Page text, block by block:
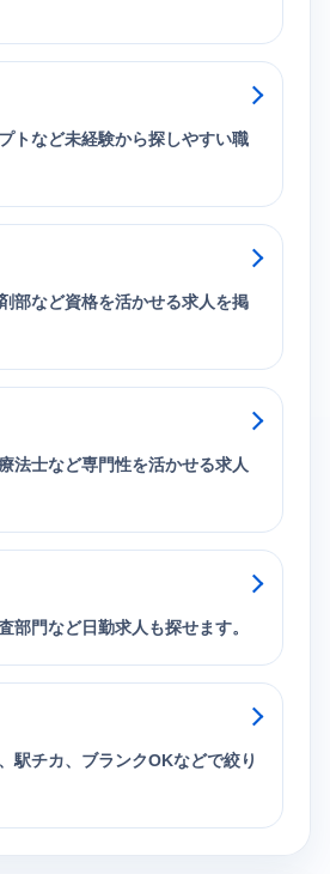
トなど未経験から探しやすい職
部など資格を活かせる求人を掲
法士など専門性を活かせる求人
部門など日勤求人も探せます。
駅チカ、ブランクOKなどで絞り